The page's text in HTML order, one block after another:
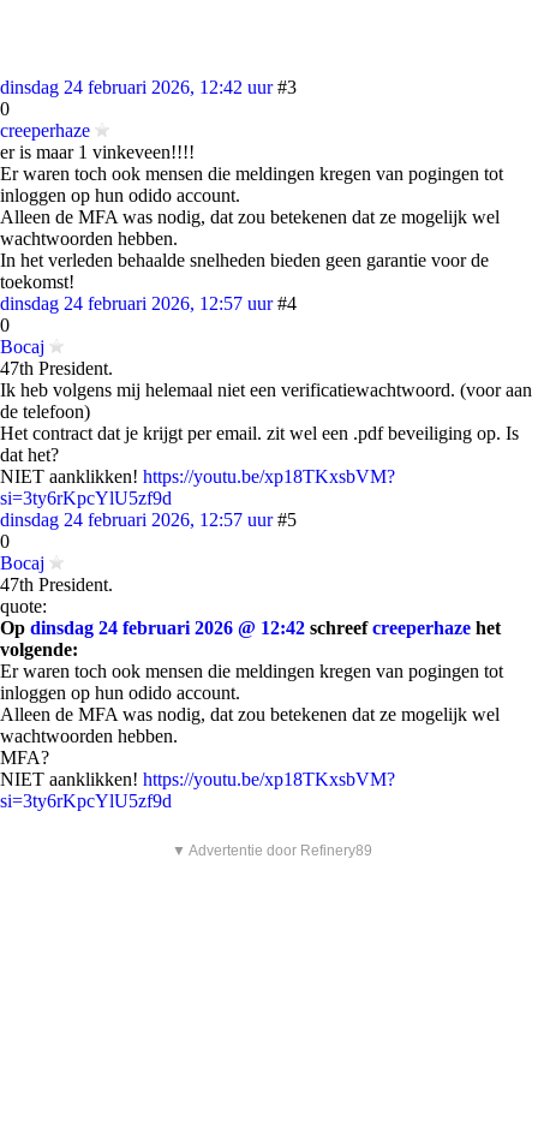
dinsdag 24 februari 2026, 12:42 uur #3
0
creeperhaze
er is maar 1 vinkeveen!!!!
Er waren toch ook mensen die meldingen kregen van pogingen tot
inloggen op hun odido account.
Alleen de MFA was nodig, dat zou betekenen dat ze mogelijk wel
wachtwoorden hebben.
In het verleden behaalde snelheden bieden geen garantie voor de
toekomst!
dinsdag 24 februari 2026, 12:57 uur #4
0
Bocaj
47th President.
Ik heb volgens mij helemaal niet een verificatiewachtwoord. (voor aan
de telefoon)
Het contract dat je krijgt per email. zit wel een .pdf beveiliging op. Is
dat het?
NIET aanklikken! https://youtu.be/xp18TKxsbVM?
si=3ty6rKpcYlU5zf9d
dinsdag 24 februari 2026, 12:57 uur #5
0
Bocaj
47th President.
quote:
Op dinsdag 24 februari 2026 @ 12:42 schreefcreeperhaze het
volgende:
Er waren toch ook mensen die meldingen kregen van pogingen tot
inloggen op hun odido account.
Alleen de MFA was nodig, dat zou betekenen dat ze mogelijk wel
wachtwoorden hebben.
MFA?
NIET aanklikken! https://youtu.be/xp18TKxsbVM?
si=3ty6rKpcYlU5zf9d
▼ Advertentie door Refinery89